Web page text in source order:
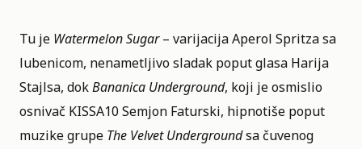
Tu je Watermelon Sugar– varijacija Aperol Spritza sa
lubenicom, nenametljivo sladak poput glasa Harija
Stajlsa, dokBananica Underground, koji je osmislio
osnivač KISSA10Semjon Faturski, hipnotiše poput
muzike grupe The Velvet Undergroundsa čuvenog